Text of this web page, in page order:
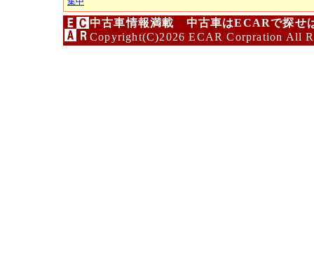
中古車情報満載 中古車はECARで探せ
Copyright(C)2026 ECAR Corpration All